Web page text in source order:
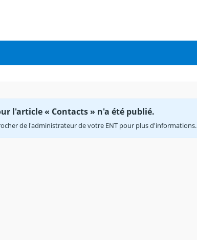
l'article « Contacts » n'a été publié.
de l'administrateur de votre ENT pour plus d'informations.